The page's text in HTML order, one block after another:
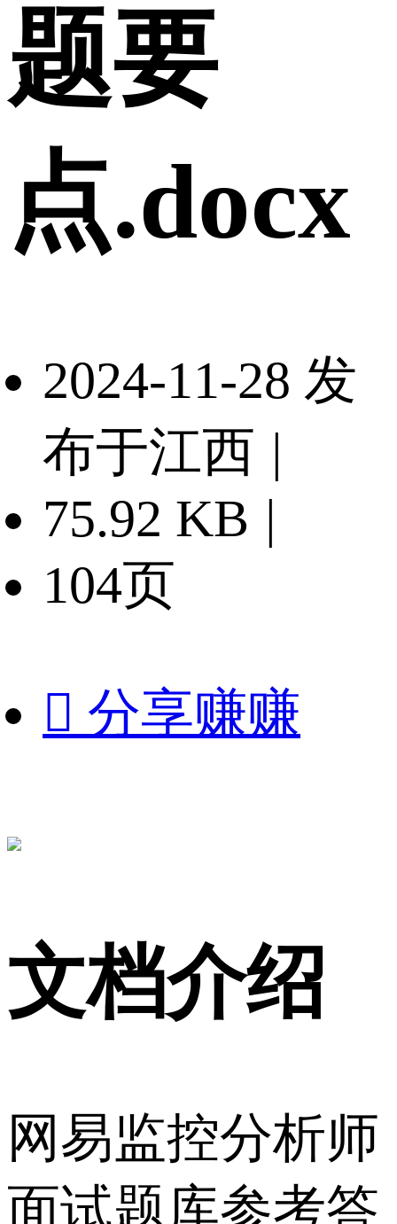
题要
点.docx
2024-11-28 发
布于江西 |
75.92 KB |
104页
 分享赚赚
文档介绍
网易监控分析师
面试题库参考答